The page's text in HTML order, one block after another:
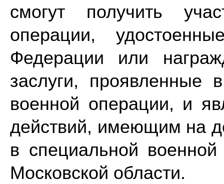
смогут получить
операции,
Федерации или
заслуги, проявленные
военной операции, и
действий, имеющим на
в специальной
Московской области.